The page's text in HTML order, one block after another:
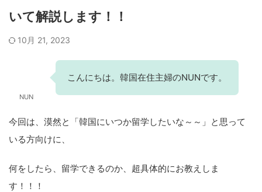
いて解説します！！
10月 21, 2023
NUN
こんにちは。韓国在住主婦のNUNです。
今回は、漠然と「韓国にいつか留学したいな～～」と思って
いる方向けに、
何をしたら、留学できるのか、超具体的にお教えしま
す！！！